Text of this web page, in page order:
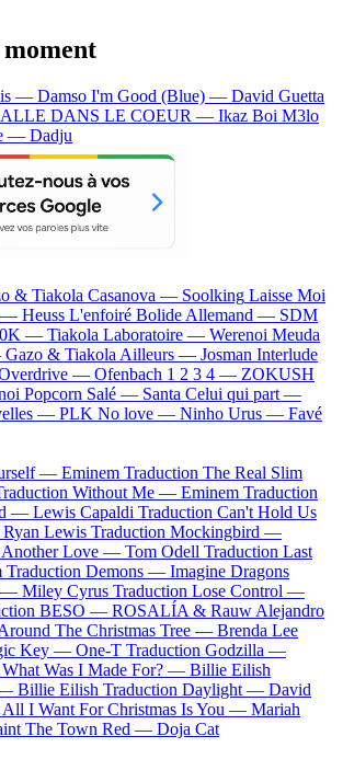
— Damso I'm Good (Blue) — David Guetta
DANS LE COEUR — Ikaz Boi M3lo
— Dadju
& Tiakola Casanova — Soolking Laisse Moi
— Heuss L'enfoiré Bolide Allemand — SDM
— Tiakola Laboratoire — Werenoi Meuda
Gazo & Tiakola Ailleurs — Josman Interlude
— Ofenbach 1 2 3 4 — ZOKUSH
Popcorn Salé — Santa Celui qui part —
— PLK No love — Ninho Urus — Favé
— Eminem Traduction The Real Slim
Without Me — Eminem Traduction
— Lewis Capaldi Traduction Can't Hold Us
Lewis Traduction Mockingbird —
Another Love — Tom Odell Traduction Last
Traduction Demons — Imagine Dragons
— Miley Cyrus Traduction Lose Control —
BESO — ROSALÍA & Rauw Alejandro
The Christmas Tree — Brenda Lee
Key — One-T Traduction Godzilla —
Was I Made For? — Billie Eilish
— Billie Eilish Traduction Daylight — David
All I Want For Christmas Is You — Mariah
The Town Red — Doja Cat